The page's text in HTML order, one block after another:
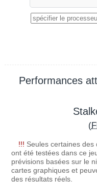
Performances
(
!!! Seules certaines
ont été testées dans ce
prévisions basées sur le
cartes graphiques et
des résultats réels.